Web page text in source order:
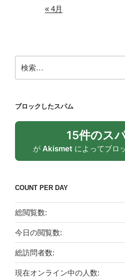
« 4月
索:
ブロックしたスパム
15件のス
が Akismet によってブロ
COUNT PER DAY
総閲覧数:
今日の閲覧数:
総訪問者数:
現在オンライン中の人数: